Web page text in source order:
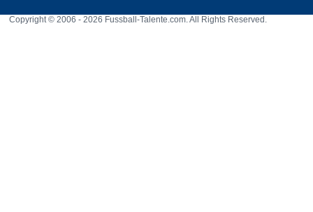
Copyright © 2006 - 2026 Fussball-Talente.com. All Rights Reserved.